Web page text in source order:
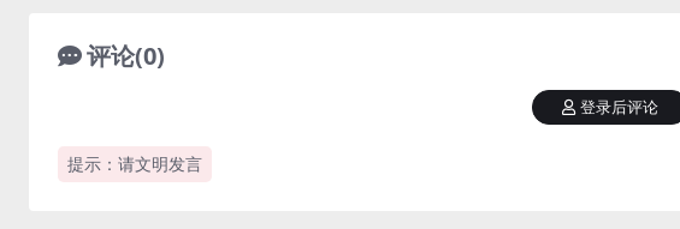
评论(0)
提示：请文明发言
登录后评论